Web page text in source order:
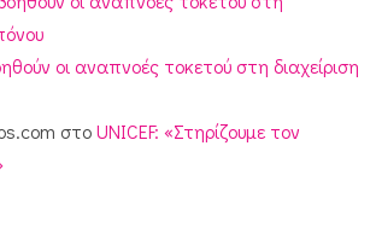
οι αναπνοές τοκετού στη διαχείριση
στοUNICEF: «Στηρίζουμε τον